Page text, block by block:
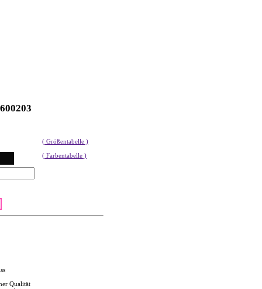
( Größentabelle )
( Farbentabelle )
Qualität